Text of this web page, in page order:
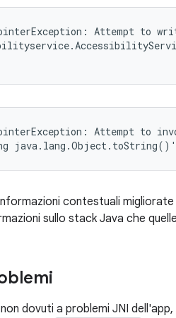
Attempt to
Attempt to
contestuali
sullo stack Java che
dovuti a problemi JNI